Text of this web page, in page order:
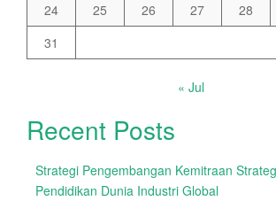
24
25 26 27 28
31
« Jul
Recent Posts
Strategi Pengembangan Kemitraan
Pendidikan Dunia Industri Global